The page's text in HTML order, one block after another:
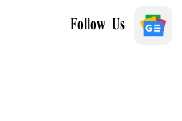
Follow Us